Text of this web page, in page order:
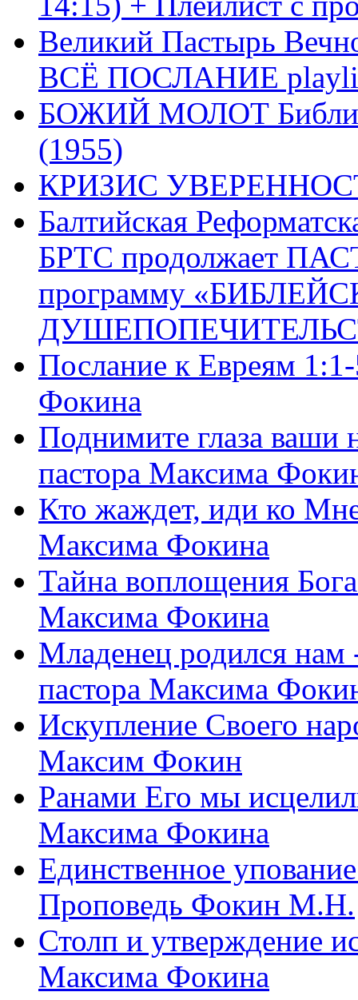
Великий Пастырь
ВСЁ ПОСЛАНИЕ
БОЖИЙ МОЛОТ Библия
(1955)
КРИЗИС
Балтийская
БРТС продолжает
программу
Послание к Евреям
Фокина
Поднимите глаза ваши
пастора Максима
Кто жаждет, иди ко
Максима Фокина
Тайна воплощения
Максима Фокина
Младенец родился
пастора Максима
Искупление Своего
Максим Фокин
Ранами Его мы
Максима Фокина
Единственное
Проповедь Фокин М.Н.
Столп и утверждение
Максима Фокина